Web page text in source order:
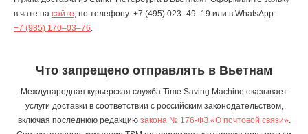
в чате на сайте, по телефону: +7 (495) 023–49–19 или в WhatsApp:
+7 (985) 170–03–76.
Что запрещено отправлять в Вьетнам
Международная курьерская служба Time Saving Machine оказывает
услуги доставки в соответствии с российским законодательством,
включая последнюю редакцию закона № 176-ФЗ «О почтовой связи».